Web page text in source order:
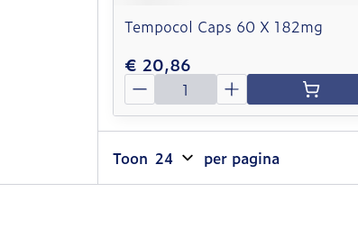
Tempocol Caps 60 X 182mg
€ 20,86
Aantal
Toon per pagina